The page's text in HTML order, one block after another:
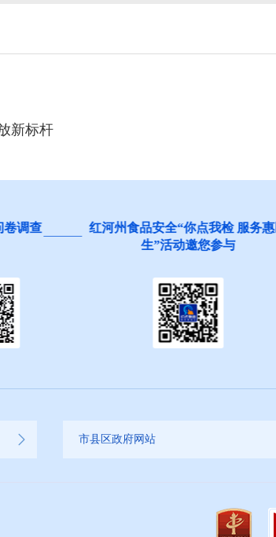
新标杆
调查
红河州食品安全“你点我检 服务惠民
生”活动邀您参与
市县区政府网站